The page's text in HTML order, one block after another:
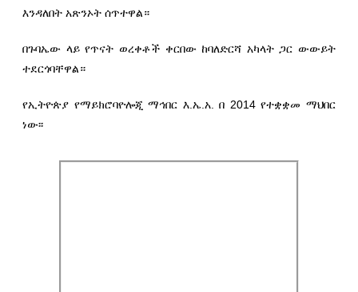
እንዳለበት አጽንኦት ሰጥተዋል።
በጉባኤው ላይ የጥናት ወረቀቶች ቀርበው ከባለድርሻ አካላት ጋር ውውይት
ተደርጎባቸዋል።
የኢትዮጵያ የማይክሮባዮሎጂ ማኅበር እ.ኤ.አ. በ 2014 የተቋቋመ ማህበር
ነው፡፡